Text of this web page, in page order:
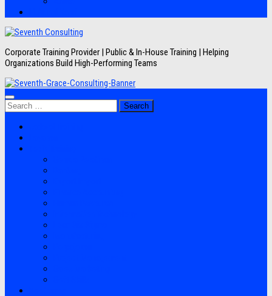
Corporate Training Provider | Public & In-House Training | Helping
Organizations Build High-Performing Teams
Search
for: